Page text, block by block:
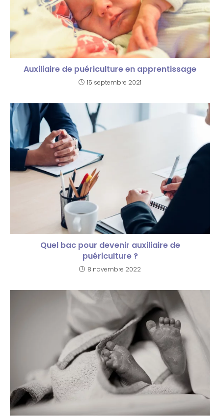
Auxiliaire de puériculture en apprentissage
15 septembre 2021
Quel bac pour devenir auxiliaire de
puériculture ?
8 novembre 2022